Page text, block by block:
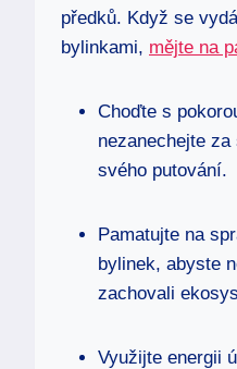
předků. Když se
bylinkami, mějte na
Choďte s
nezanechejte
svého putování.
Pamatujte na
bylinek, abyste
zachovali
Využijte energii